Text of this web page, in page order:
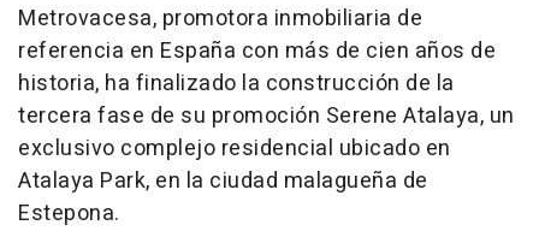
Metrovacesa, promotora inmobiliaria de
referencia en España con más de cien años de
historia, ha finalizado la construcción de la
tercera fase de su promoción Serene Atalaya, un
exclusivo complejo residencial ubicado en
Atalaya Park, en la ciudad malagueña de
Estepona.